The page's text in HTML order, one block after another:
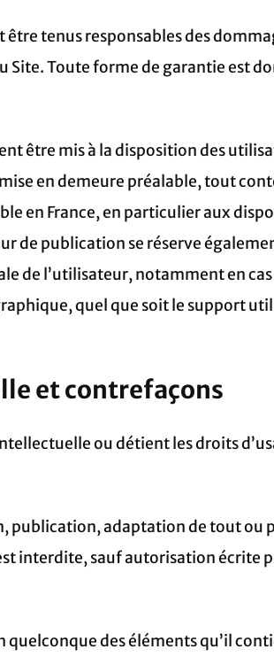
tenus responsables des
Site. Toute forme de garantie est
être mis à la disposition des
en demeure préalable, tout
en France, en particulier aux
de publication se réserve
de l’utilisateur, notamment en cas
quel que soit le support
et contrefaçons
ou détient les droits
adaptation de tout ou
interdite, sauf autorisation écrite
des éléments qu’il